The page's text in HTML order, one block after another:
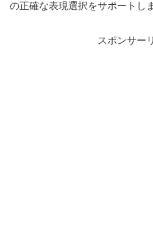
の正確な表現選択をサポートし
スポンサー